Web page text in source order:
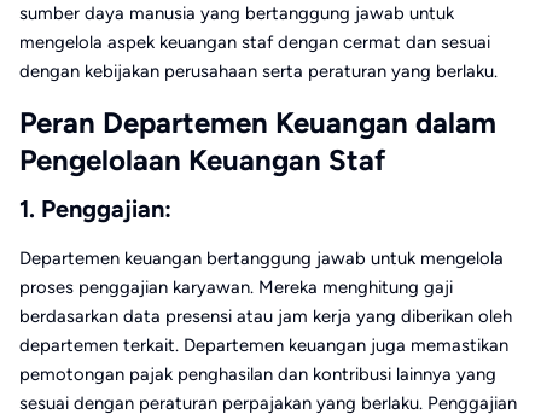
sumber daya manusia yang bertanggung jawab untuk
mengelola aspek keuangan staf dengan cermat dan sesuai
dengan kebijakan perusahaan serta peraturan yang berlaku.
Peran Departemen Keuangan dalam
Pengelolaan Keuangan Staf
1. Penggajian:
Departemen keuangan bertanggung jawab untuk mengelola
proses penggajian karyawan. Mereka menghitung gaji
berdasarkan data presensi atau jam kerja yang diberikan oleh
departemen terkait. Departemen keuangan juga memastikan
pemotongan pajak penghasilan dan kontribusi lainnya yang
sesuai dengan peraturan perpajakan yang berlaku. Penggajian